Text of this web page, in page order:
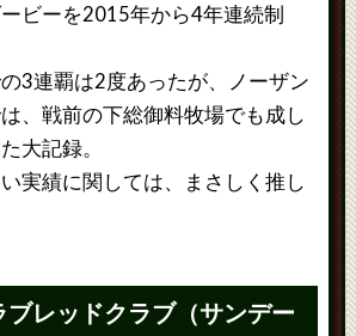
ビーを2015年から4年連続制
3連覇は2度あったが、ノーザン
、戦前の下総御料牧場でも成し
大記録。
実績に関しては、まさしく推し
レッドクラブ（サンデー